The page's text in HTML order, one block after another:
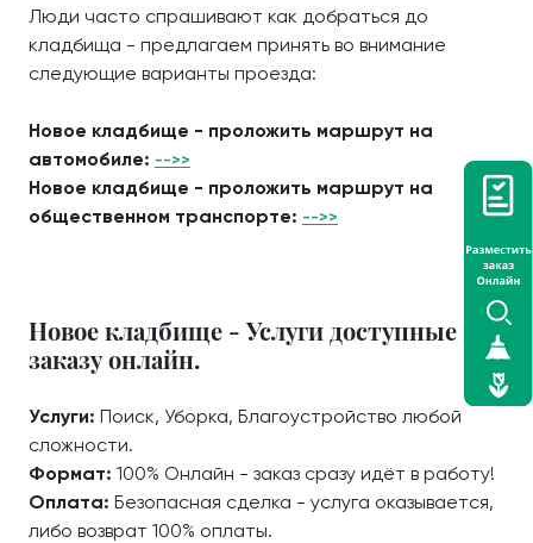
Люди часто спрашивают как добраться до
кладбища - предлагаем принять во внимание
следующие варианты проезда:
Новое кладбище - проложить маршрут на
автомобиле: -->>
Новое кладбище - проложить маршрут на
общественном транспорте: -->>
Новое кладбище - Услуги доступные к
заказу онлайн.
Услуги: Поиск, Уборка, Благоустройство любой
сложности.
Формат: 100% Онлайн - заказ сразу идёт в работу!
Оплата: Безопасная сделка - услуга оказывается,
либо возврат 100% оплаты.